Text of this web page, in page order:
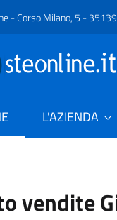
- Corso Milano, 5 -
currentL'AZIENDA
vendite